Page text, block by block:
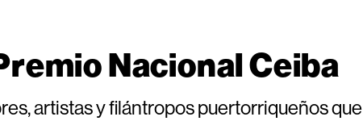
Nacional Ceiba
artistas y filántropos puertorriqueños que